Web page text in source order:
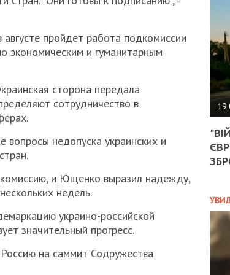
пройдет работа подкомиссии
экономическим и гуманитарным
сторона передала
сотрудничество в
недопуска украинских и
и Ющенко выразил надежду,
недель.
украино-российской
значительный прогресс.
на саммит Содружества
НА